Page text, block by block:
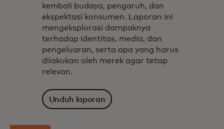
kembali budaya, pengaruh, dan
ekspektasi konsumen. Laporan ini
mengeksplorasi dampaknya
terhadap identitas, media, dan
pengeluaran, serta apa yang harus
dilakukan oleh merek agar tetap
relevan.
Unduh laporan